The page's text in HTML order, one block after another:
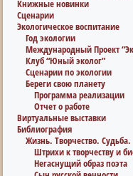
Книжные новинки
Сценарии
Экологическое воспитание
Год экологии
Международный Проект
Клуб “Юный эколог”
Сценарии по экологии
Береги свою планету
Программа реализации
Отчет о работе
Виртуальные выставки
Библиография
Жизнь. Творчество. Судьба.
Штрихи к творчеству и
Негаснущий образ поэта